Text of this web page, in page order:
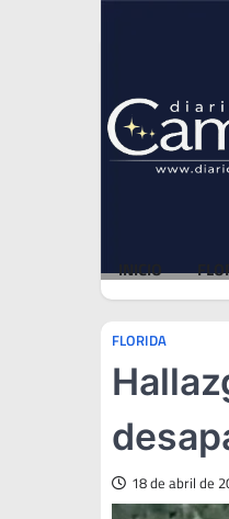
INICIO
FLORIDA
18 de abril de